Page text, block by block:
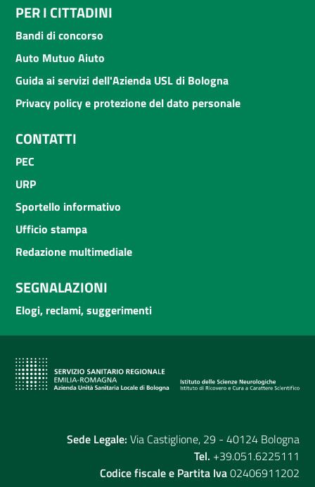
PER I CITTADINI
Bandi di concorso
Auto Mutuo Aiuto
Guida ai servizi dell'Azienda USL di Bologna
Privacy policy e protezione del dato personale
CONTATTI
PEC
URP
Sportello informativo
Ufficio stampa
Redazione multimediale
SEGNALAZIONI
Elogi, reclami, suggerimenti
Sede Legale: Via Castiglione, 29 - 40124 Bologna
Tel. +39.051.6225111
Codice fiscale e Partita Iva02406911202